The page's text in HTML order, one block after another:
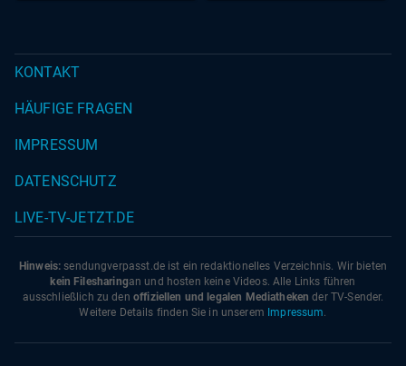
KONTAKT
HÄUFIGE FRAGEN
IMPRESSUM
DATENSCHUTZ
LIVE-TV-JETZT.DE
Hinweis: sendungverpasst.de ist ein redaktionelles Verzeichnis. Wir bieten
kein Filesharingan und hosten keine Videos. Alle Links führen
ausschließlich zu den offiziellen und legalen Mediatheken der TV-Sender.
Weitere Details finden Sie in unserem Impressum.